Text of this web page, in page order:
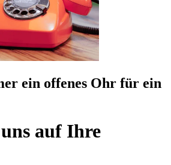
ein offenes Ohr für ein
auf Ihre